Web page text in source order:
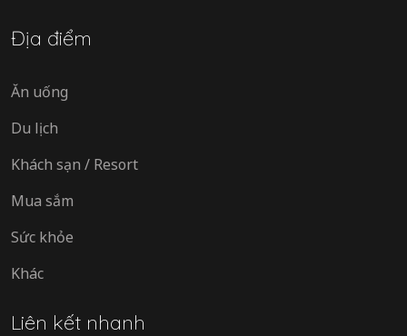
Địa điểm
Ăn uống
Du lịch
Khách sạn / Resort
Mua sắm
Sức khỏe
Khác
Liên kết nhanh